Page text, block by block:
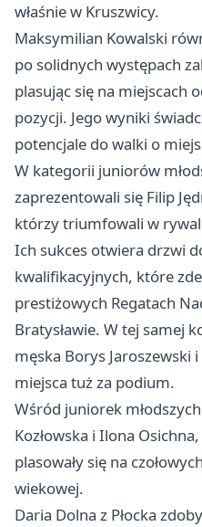
właśnie w Kruszwicy.
Maksymilian Kowalski
po solidnych występach
plasując się na miejscach
pozycji. Jego wyniki
potencjale do walki o
W kategorii juniorów
zaprezentowali się Filip
którzy triumfowali w
Ich sukces otwiera drzwi
kwalifikacyjnych, które
prestiżowych Regatach
Bratysławie. W tej samej
męska Borys Jaroszewski
miejsca tuż za podium.
Wśród juniorek
Kozłowska i Ilona
plasowały się na
wiekowej.
Daria Dolna z Płocka